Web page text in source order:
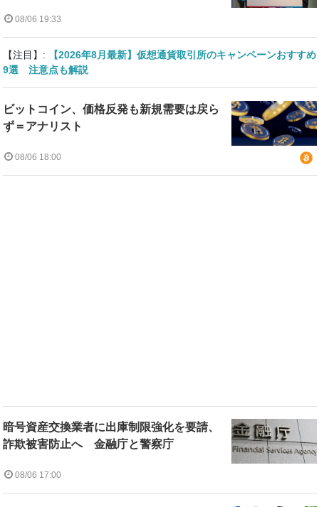
08/06 19:33
【注目】:
【2026年8月最新】仮想通貨取引所のキャンペーンおすすめ
9選 注意点も解説
ビットコイン、価格反発も新規需要は戻ら
ず＝アナリスト
08/06 18:00
暗号資産交換業者に出庫制限強化を要請、
詐欺被害防止へ 金融庁と警察庁
08/06 17:00